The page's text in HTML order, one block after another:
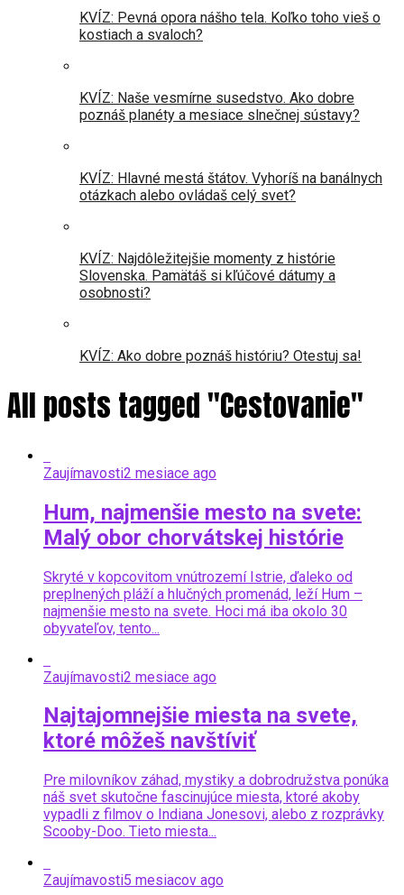
KVÍZ: Pevná opora nášho tela. Koľko toho vieš o
kostiach a svaloch?
KVÍZ: Naše vesmírne susedstvo. Ako dobre
poznáš planéty a mesiace slnečnej sústavy?
KVÍZ: Hlavné mestá štátov. Vyhoríš na banálnych
otázkach alebo ovládaš celý svet?
KVÍZ: Najdôležitejšie momenty z histórie
Slovenska. Pamätáš si kľúčové dátumy a
osobnosti?
KVÍZ: Ako dobre poznáš históriu? Otestuj sa!
All posts tagged "Cestovanie"
Zaujímavosti2 mesiace ago
Hum, najmenšie mesto na svete:
Malý obor chorvátskej histórie
Skryté v kopcovitom vnútrozemí Istrie, ďaleko od
preplnených pláží a hlučných promenád, leží Hum –
najmenšie mesto na svete. Hoci má iba okolo 30
obyvateľov, tento...
Zaujímavosti2 mesiace ago
Najtajomnejšie miesta na svete,
ktoré môžeš navštíviť
Pre milovníkov záhad, mystiky a dobrodružstva ponúka
náš svet skutočne fascinujúce miesta, ktoré akoby
vypadli z filmov o Indiana Jonesovi, alebo z rozprávky
Scooby-Doo. Tieto miesta...
Zaujímavosti5 mesiacov ago